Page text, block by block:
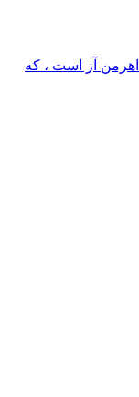
اهرمن آز است ، که